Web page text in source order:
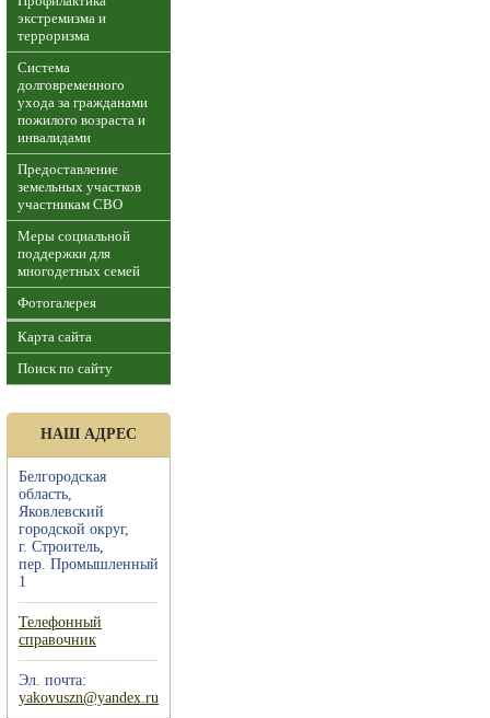
экстремизма и
терроризма
Система
долговременного
ухода за гражданами
пожилого возраста и
инвалидами
Предоставление
земельных участков
участникам СВО
Меры социальной
поддержки для
многодетных семей
Фотогалерея
Карта сайта
Поиск по сайту
НАШ АДРЕС
Белгородская
область,
Яковлевский
городской округ,
г. Строитель,
пер. Промышленный
1
Телефонный
справочник
Эл. почта:
yakovuszn@yandex.ru